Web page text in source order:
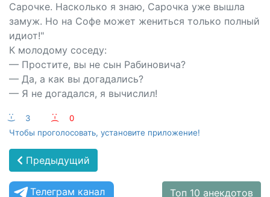
Сарочке. Насколько я знаю, Сарочка уже вышла
замуж. Но на Софе может жениться только полный
идиот!"
К молодому соседу:
— Простите, вы не сын Рабиновича?
— Да, а как вы догадались?
— Я не догадался, я вычислил!
:-) 3 :-(
0
Чтобы проголосовать, установите приложение!
Предыдущий
Телеграм канал Топ 10 анекдотов